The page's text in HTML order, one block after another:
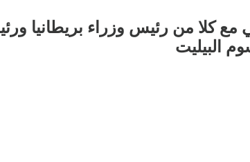
كلا من رئيس وزراء بريطانيا
البيليت